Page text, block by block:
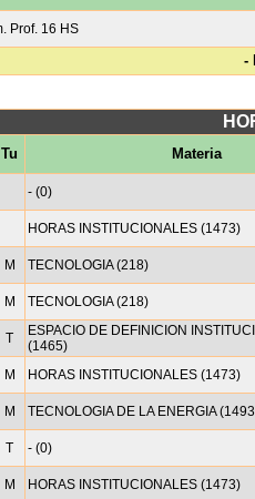
Prof. 16 HS
-
Tu Materia
- (0)
HORAS INSTITUCIONALES (1473)
M TECNOLOGIA (218)
M TECNOLOGIA (218)
T
ESPACIO DE DEFINICION
(1465)
M HORAS INSTITUCIONALES (1473)
M TECNOLOGIA DE LA ENERGIA
T - (0)
M HORAS INSTITUCIONALES (1473)